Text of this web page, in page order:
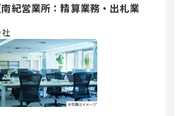
南紀営業所：精算業務・出札業